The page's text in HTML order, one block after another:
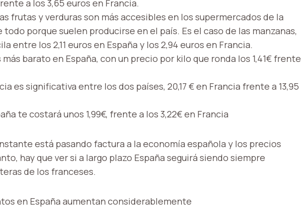
a los 3,65 euros en Francia.
frutas y verduras son más accesibles en los supermercados de la
porque suelen producirse en el país. Es el caso de las manzanas,
entre los 2,11 euros en España y los 2,94 euros en Francia.
barato en España, con un precio por kilo que ronda los 1,41€ frente
es significativa entre los dos países, 20,17 € en Francia frente a 13,95
te costará unos 1,99€, frente a los 3,22€ en Francia
está pasando factura a la economía española y los precios
hay que ver si a largo plazo España seguirá siendo siempre
de los franceses.
en España aumentan considerablemente